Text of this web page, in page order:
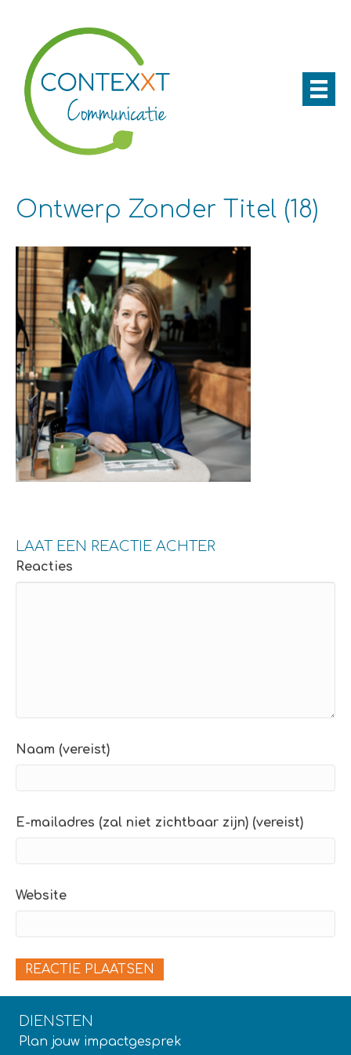
Ontwerp Zonder Titel (18)
LAAT EEN REACTIE ACHTER
Reacties
Naam (vereist)
E-mailadres (zal niet zichtbaar zijn) (vereist)
Website
DIENSTEN
Plan jouw impactgesprek